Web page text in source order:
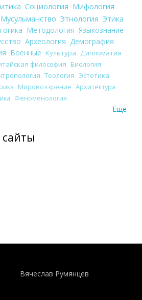
Социология Мифология
Мусульманство Этнология Этика
Методология Языкознание
Археология Демография
Военные Культура
Дипломатия
философия Биология
Теология Эстетика
Мировоззрение Архитектура
Феноменология
Еще
Вячеслав Румянцев